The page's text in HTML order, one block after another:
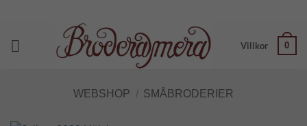
content
Villkor 0
WEBSHOP / SMÅBRODERIER